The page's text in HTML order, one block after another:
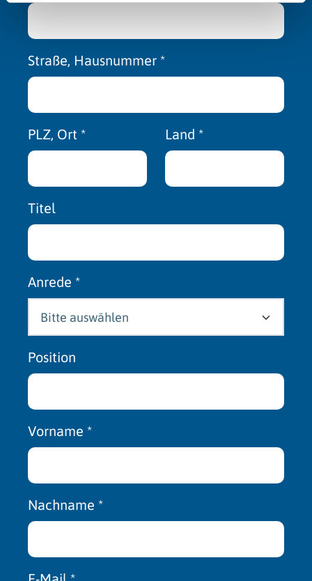
Straße, Hausnummer *
PLZ, Ort * Land *
Titel
Anrede *
Position
Vorname *
Nachname *